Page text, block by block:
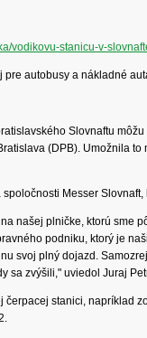
vodikovu-stanicu-v-
pre autobusy a nákladné
Slovnaftu
(DPB). Umožnila
Messer
našej plničke, ktorú sme
podniku, ktorý je
svoj plný dojazd.
sa zvýšili," uviedol Juraj
stanici, napríklad